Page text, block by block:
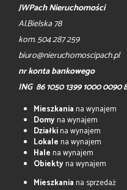
JWPach Nieruchomości
Al.Bielska 78
kom. 504 287 259
biuro@nieruchomoscipach.pl
nr konta bankowego
ING 86 1050 1399 1000 0090
Mieszkania na wynajem
Domyna wynajem
Działkina wynajem
Lokale na wynajem
Hale na wynajem
Obiektyna wynajem
Mieszkania na sprzedaż